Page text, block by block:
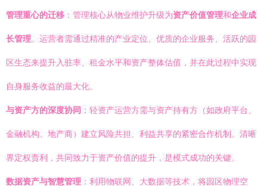
管理重心的迁移 ：管理核心从物业维护升级为资产价值管理和企业成
长管理。运营者需通过精准的产业定位、优质的企业服务、活跃的园
区生态来提升入驻率、租金水平和资产整体估值，并在此过程中实现
自身服务收益的最大化。
与资产方的深度协同 ：轻资产运营方需与资产持有方（如政府平台、
金融机构、地产商）建立风险共担、利益共享的紧密合作机制。清晰
界定权责利，共同致力于资产价值的提升，是模式成功的关键。
数据资产与智慧管理 ：利用物联网、大数据等技术，将园区物理空